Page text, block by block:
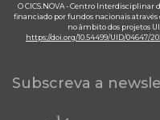
O CICS.NOVA - Centro Interdisciplinar
financiado por fundos nacionais através
no âmbito dos projetos
https://doi.org/10.54499/UID/04647/
Subscreva a